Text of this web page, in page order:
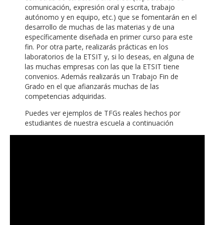
comunicación, expresión oral y escrita, trabajo
autónomo y en equipo, etc.) que se fomentarán en el
desarrollo de muchas de las materias y de una
específicamente diseñada en primer curso para este
fin. Por otra parte, realizarás prácticas en los
laboratorios de la ETSIT y, si lo deseas, en alguna de
las muchas empresas con las que la ETSIT tiene
convenios. Además realizarás un Trabajo Fin de
Grado en el que afianzarás muchas de las
competencias adquiridas.
Puedes ver ejemplos de TFGs reales hechos por
estudiantes de nuestra escuela a continuación